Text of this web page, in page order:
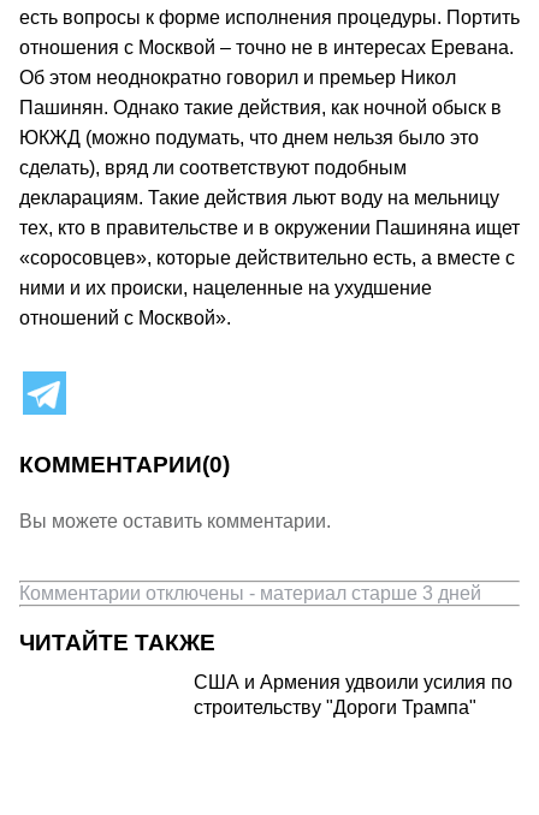
есть вопросы к форме исполнения процедуры. Портить
отношения с Москвой – точно не в интересах Еревана.
Об этом неоднократно говорил и премьер Никол
Пашинян. Однако такие действия, как ночной обыск в
ЮКЖД (можно подумать, что днем нельзя было это
сделать), вряд ли соответствуют подобным
декларациям. Такие действия льют воду на мельницу
тех, кто в правительстве и в окружении Пашиняна ищет
«соросовцев», которые действительно есть, а вместе с
ними и их происки, нацеленные на ухудшение
отношений с Москвой».
КОММЕНТАРИИ(0)
Вы можете оставить комментарии.
Комментарии отключены - материал старше 3 дней
ЧИТАЙТЕ ТАКЖЕ
США и Армения удвоили усилия по
строительству "Дороги Трампа"